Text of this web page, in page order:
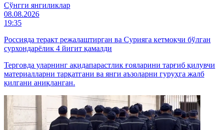
Cўнгги янгиликлар
08.08.2026
19:35
Россияда теракт режалаштирган ва Сурияга кетмоқчи бўлган
сурхондарёлик 4 йигит қамалди
Терговда уларнинг ақидапарастлик ғояларини тарғиб қилувчи
материалларни тарқатгани ва янги аъзоларни гуруҳга жалб
қилгани аниқланган.